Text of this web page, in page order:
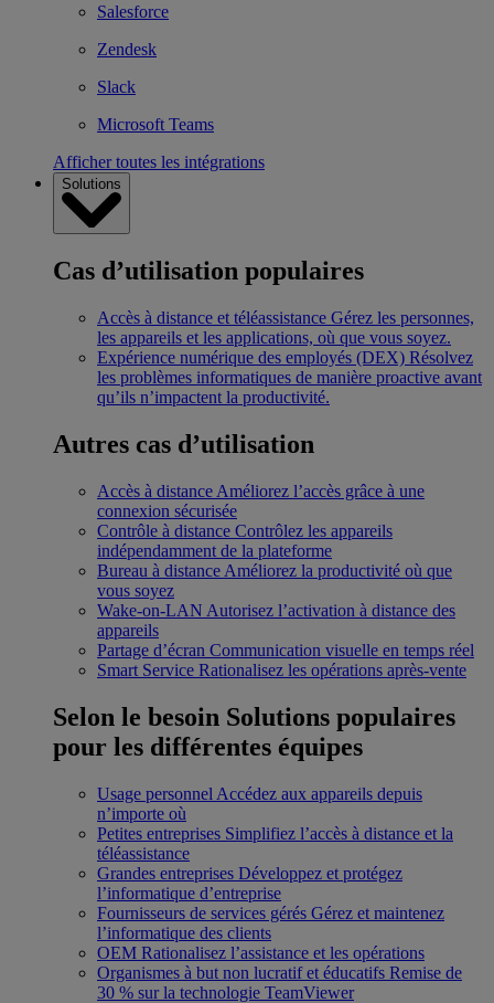
Salesforce
Zendesk
Slack
Microsoft Teams
Afficher toutes les intégrations
Solutions
Cas d’utilisation populaires
Accès à distance et téléassistance Gérez les personnes,
les appareils et les applications, où que vous soyez.
Expérience numérique des employés (DEX) Résolvez
les problèmes informatiques de manière proactive avant
qu’ils n’impactent la productivité.
Autres cas d’utilisation
Accès à distance Améliorez l’accès grâce à une
connexion sécurisée
Contrôle à distance Contrôlez les appareils
indépendamment de la plateforme
Bureau à distance Améliorez la productivité où que
vous soyez
Wake-on-LAN Autorisez l’activation à distance des
appareils
Partage d’écran Communication visuelle en temps réel
Smart Service Rationalisez les opérations après-vente
Selon le besoin Solutions populaires
pour les différentes équipes
Usage personnel Accédez aux appareils depuis
n’importe où
Petites entreprises Simplifiez l’accès à distance et la
téléassistance
Grandes entreprises Développez et protégez
l’informatique d’entreprise
Fournisseurs de services gérés Gérez et maintenez
l’informatique des clients
OEM Rationalisez l’assistance et les opérations
Organismes à but non lucratif et éducatifs Remise de
30 % sur la technologie TeamViewer